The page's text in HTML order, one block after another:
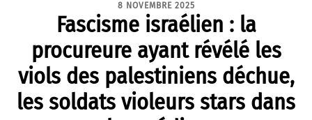
8 NOVEMBRE 2025
Fascisme israélien : la
procureure ayant révélé les
viols des palestiniens déchue,
les soldats violeurs stars dans